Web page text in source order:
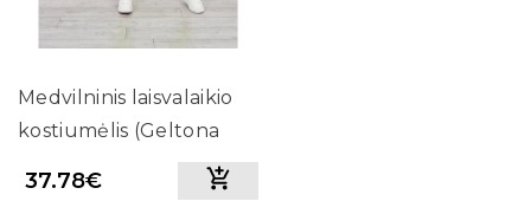
Medvilninis laisvalaikio
kostiumėlis (Geltona
37.78€